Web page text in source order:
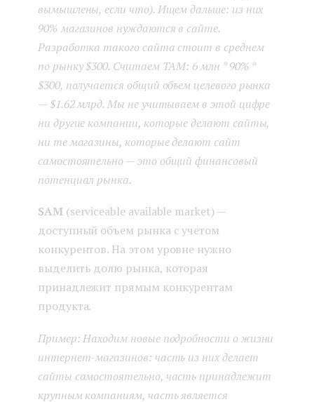
вымышлены, если что). Ищем дальше: из них
90% магазинов нуждаются в сайте.
Разработка такого сайта стоит в среднем
по рынку $300. Считаем TAM: 6 млн * 90% *
$300, получается общий объем целевого рынка
— $1.62 млрд. Мы не учитываем в этой цифре
ни другие компании, которые делают сайты,
ни те магазины, которые делают сайт
самостоятельно — это общий финансовый
потенциал рынка.
SAM(serviceable available market) —
доступный объем рынка с учетом
конкурентов. На этом уровне нужно
выделить долю рынка, которая
принадлежит прямым конкурентам
продукта.
Пример: Находим новые подробности о жизни
интернет-магазинов: часть из них делает
сайты самостоятельно, часть принадлежит
крупным компаниям, часть является